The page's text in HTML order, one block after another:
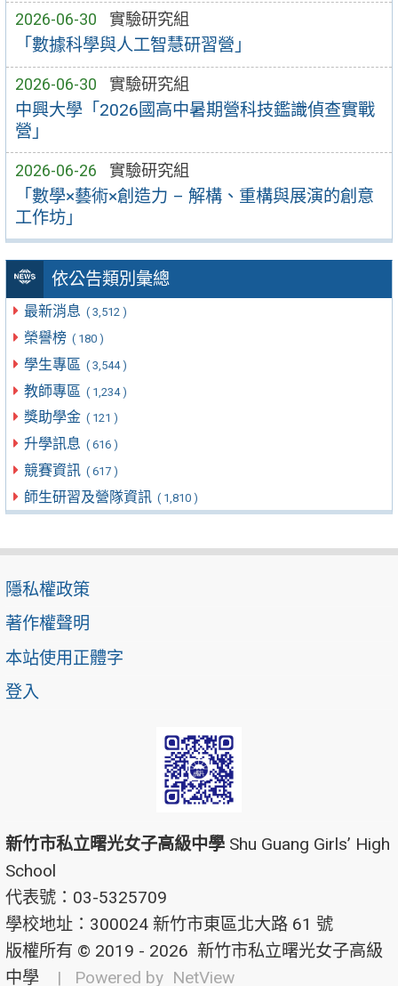
2026-06-30 實驗研究組
「數據科學與人工智慧研習營」
2026-06-30 實驗研究組
中興大學「2026國高中暑期營科技鑑識偵查實戰
營」
2026-06-26 實驗研究組
「數學×藝術×創造力 – 解構、重構與展演的創意
工作坊」
依公告類別彙總
最新消息 ( 3,512 )
榮譽榜 ( 180 )
學生專區 ( 3,544 )
教師專區 ( 1,234 )
獎助學金 ( 121 )
升學訊息 ( 616 )
競賽資訊 ( 617 )
師生研習及營隊資訊 ( 1,810 )
隱私權政策
著作權聲明
本站使用正體字
登入
新竹市私立曙光女子高級中學 Shu Guang Girls’ High
School
代表號：03-5325709
學校地址：300024 新竹市東區北大路 61 號
版權所有 © 2019 - 2026 新竹市私立曙光女子高級
中學
| Powered by NetView